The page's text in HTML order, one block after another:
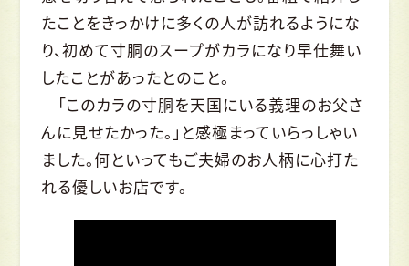
たことをきっかけに多くの人が訪れるようにな
り、初めて寸胴のスープがカラになり早仕舞い
したことがあったとのこと。
「このカラの寸胴を天国にいる義理のお父さ
んに見せたかった。」と感極まっていらっしゃい
ました。何といってもご夫婦のお人柄に心打た
れる優しいお店です。